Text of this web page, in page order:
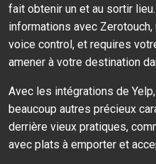
fait obtenir un et au sortir
informations avec
voice control, et requires
amener à votre destination
Avec les intégrations de
beaucoup autres précieux
derrière vieux pratiques,
avec plats à emporter et